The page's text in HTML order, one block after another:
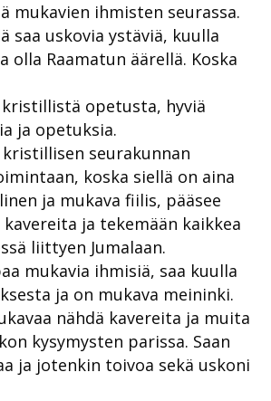
mukavien ihmisten seurassa.
saa uskovia ystäviä, kuulla
olla Raamatun äärellä. Koska
kristillistä opetusta, hyviä
ja opetuksia.
seurakunnan
koska siellä on aina
ja mukava fiilis, pääsee
kavereita ja tekemään kaikkea
liittyen Jumalaan.
mukavia ihmisiä, saa kuulla
ja on mukava meininki.
nähdä kavereita ja muita
kysymysten parissa. Saan
ja jotenkin toivoa sekä uskoni